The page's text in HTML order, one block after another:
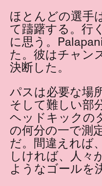
ほとんどの選手
て躊躇する。行
に思う。
た。彼はチャン
決断した。
パスは必要な場
そして難しい部
ヘッドキックの
の何分の一で測
だ。間違えれば
しければ、人々
ようなゴールを